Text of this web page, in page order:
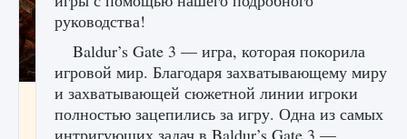
Как найти Гробницу Изгоев в Diablo 4
1 337 0 0
руководства!
Baldur’s Gate 3 — игра, которая покорила
игровой мир. Благодаря захватывающему миру
и захватывающей сюжетной линии игроки
полностью зацепились за игру. Одна из самых
интригующих задач в Baldur’s Gate 3 —